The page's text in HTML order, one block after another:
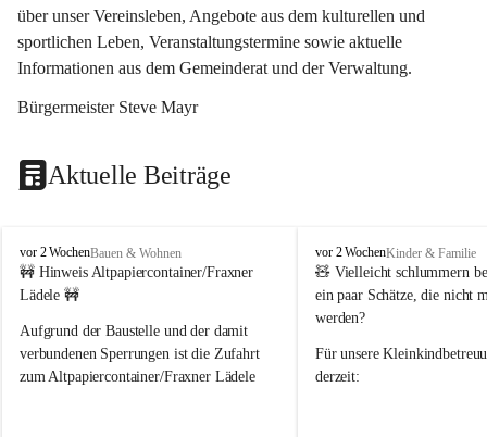
über unser Vereinsleben, Angebote aus dem kulturellen und
sportlichen Leben, Veranstaltungstermine sowie aktuelle
Informationen aus dem Gemeinderat und der Verwaltung.
Bürgermeister Steve Mayr
Aktuelle Beiträge
F
r
a
e
r
n
vor 2 WochenBauen & Wohnen
🚧 Hinweis Altpapiercontainer/Fraxner
Lädele 🚧
Aufgrund der Baustelle und der damit
verbundenen Sperrungen ist die Zufahrt
zum Altpapiercontainer/Fraxner Lädele
F
r
a
x
r
n
vor 2 WochenKinder & Familie
🧸 Vielleicht schlummern
ein paar Schätze, die nicht
werden?
Für unsere
derzeit: